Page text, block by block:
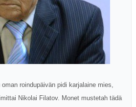
roindupäivän pidi karjalaine mies,
Nikolai Filatov. Monet mustetah tädä